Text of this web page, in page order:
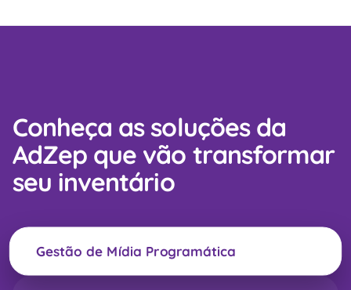
Conheça as soluções da
AdZep que vão transformar
seu inventário
Gestão de Mídia Programática